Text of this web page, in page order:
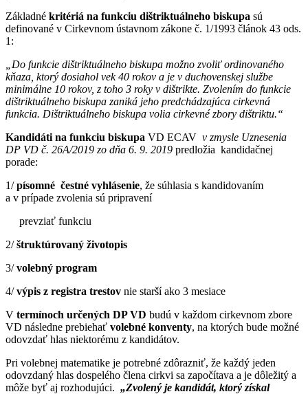
Základné kritériá na funkciu dištriktuálneho biskupa sú
definované v Cirkevnom ústavnom zákone č. 1/1993 článok 43 ods.
1:
„Do funkcie dištriktuálneho biskupa možno zvoliť ordinovaného
kňaza, ktorý dosiahol vek 40 rokov a je v duchovenskej službe
minimálne 10 rokov, z toho 3 roky v dištrikte. Zvolením do funkcie
dištriktuálneho biskupa zaniká jeho predchádzajúca cirkevná
funkcia. Dištriktuálneho biskupa volia cirkevné zbory dištriktu.“
Kandidáti na funkciu biskupa VD ECAV v zmysle Uznesenia
DP VD č. 26A/2019 zo dňa 6. 9. 2019 predložia kandidačnej
porade:
1/písomné čestné vyhlásenie, že súhlasia s kandidovaním
a v prípade zvolenia sú pripravení
prevziať funkciu
2/štruktúrovaný životopis
3/volebný program
4/výpis z registra trestov nie starší ako 3 mesiace
V termínoch určených DP VD budú v každom cirkevnom zbore
VD následne prebiehať volebné konventy, na ktorých bude možné
odovzdať hlas niektorému z kandidátov.
Pri volebnej matematike je potrebné zdôrazniť, že každý jeden
odovzdaný hlas dospelého člena cirkvi sa započítava a je dôležitý a
môže byť aj rozhodujúci. „Zvolený je kandidát, ktorý získal